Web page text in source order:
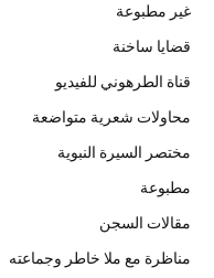
غير مطبوعة
قضايا ساخنة
قناة الطرهوني للفيديو
محاولات شعرية متواضعة
مختصر السيرة النبوية
مطبوعة
مقالات السجن
مناظرة مع ملا خاطر وجماعته